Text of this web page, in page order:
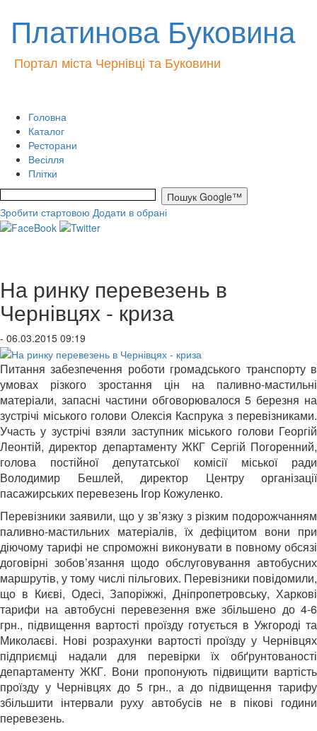
Платинова Буковина
Портал міста Чернівці та Буковини
Головна
Каталог
Ресторани
Весілля
Плітки
Зробити стартовою Додати в обрані
На ринку перевезень в
Чернівцях - криза
- 06.03.2015 09:19
Питання забезпечення роботи громадського транспорту в
умовах різкого зростання цін на паливно-мастильні
матеріали, запасні частини обговорювалося 5 березня на
зустрічі міського голови Олексія Каспрука з перевізниками.
Участь у зустрічі взяли заступник міського голови Георгій
Леонтій, директор департаменту ЖКГ Сергій Погоренний,
голова постійної депутатської комісії міської ради
Володимир Бешлей, директор Центру організації
пасажирських перевезень Ігор Кожуленко.
Перевізники заявили, що у зв’язку з різким подорожчанням
паливно-мастильних матеріалів, їх дефіцитом вони при
діючому тарифі не спроможні виконувати в повному обсязі
договірні зобов’язання щодо обслуговування автобусних
маршрутів, у тому числі пільгових. Перевізники повідомили,
що в Києві, Одесі, Запоріжжі, Дніпропетровську, Харкові
тарифи на автобусні перевезення вже збільшено до 4-6
грн., підвищення вартості проїзду готується в Ужгороді та
Миколаєві. Нові розрахунки вартості проїзду у Чернівцях
підприємці надали для перевірки їх обґрунтованості
департаменту ЖКГ. Вони пропонують підвищити вартість
проїзду у Чернівцях до 5 грн., а до підвищення тарифу
збільшити інтервали руху автобусів не в пікові години
перевезень.